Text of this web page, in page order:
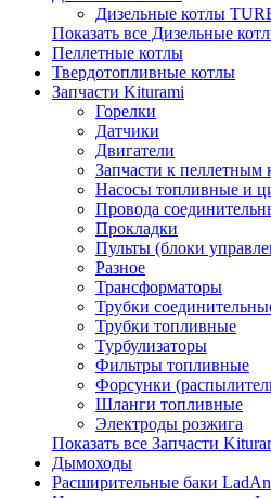
Дизельные котлы
Показать все Дизельные
Пеллетные котлы
Твердотопливные котлы
Запчасти Kiturami
Горелки
Датчики
Двигатели
Запчасти к пеллетным
Насосы топливные и
Провода
Прокладки
Пульты (блоки
Разное
Трансформаторы
Трубки
Трубки топливные
Турбулизаторы
Фильтры топливные
Форсунки
Шланги топливные
Электроды розжига
Показать все Запчасти
Дымоходы
Расширительные баки